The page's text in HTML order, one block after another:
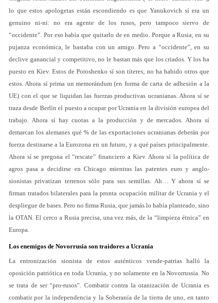
lo que estos apologetas están escondiendo es que Yanukovich sí era un
genuino ni-ni: no era agente de los rusos, pero tampoco siervo de
“occidente”. Por eso había que quitarlo de en medio. Porque a Rusia, en su
pujanza económica, le bastaba con un amigo. Pero a “occidente”, en su
declive ganancial y competitivo, no le bastan más que los criados. Y los ha
puesto en Kiev. Estos de Poroshenko sí son títeres; no ha habido otros que
estos. Ahora sí prima un memorándum (en forma de carta de adhesión a la
UE) con el que se liquidan las fuerzas productivas ucranianas. Ahora sí se
traza desde Berlín el puesto a ocupar por Ucrania en la división europea del
trabajo. Ahora sí hay cuotas a la producción y de mercados. Ahora sí
demarcan los alemanes qué % de las exportaciones ucranianas deberán por
fuerza destinarse a la Eurozona en un futuro, y a qué países principalmente.
Ahora sí se pregona el “rescate” financiero a Kiev. Ahora sí la política de
agros pasa a decidirse en Chicago mientras las patentes euro y anglo-
sionistas privatizan terrenos sólo para sus semillas. Ah… Y ahora sí se
firman tratados bilaterales para la pronta ocupación militar de Ucrania y el
despliegue de bases. Pero no firma Rusia, que jamás lo había planteado, sino
la OTAN. El cerco a Rusia precisa, una vez más, de la “limpieza étnica” en
Europa.
Los enemigos de Novorrusia son traidores a Ucrania
La entronización sionista de estos auténticos vende-patrias halló la
oposición patriótica en toda Ucrania, y no solamente en la Novorrussia. No
se trata de ser “pro-rusos”. Combatir contra la otanización de Ucrania es
combatir por la independencia y la Soberanía de la tierra de uno, en tanto